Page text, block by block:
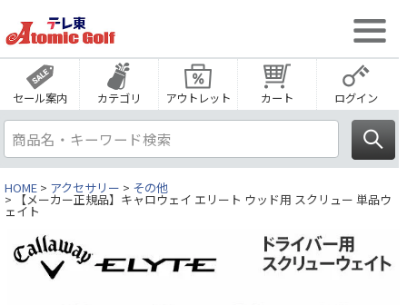
セール案内 カテゴリ アウトレット カート ログイン
HOME アクセサリー その他
【メーカー正規品】キャロウェイ エリート ウッド用 スクリュー 単品ウ
ェイト